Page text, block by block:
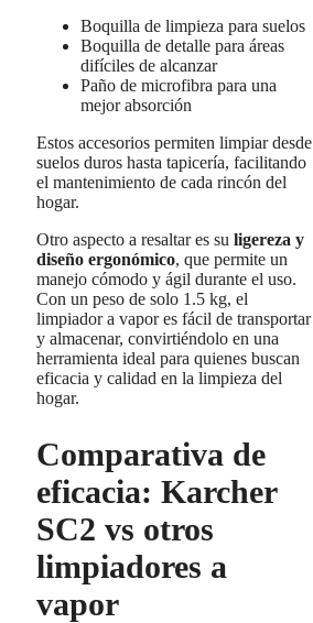
Boquilla de limpieza para suelos
Boquilla de detalle para áreas
difíciles de alcanzar
Paño de microfibra para una
mejor absorción
Estos accesorios permiten limpiar desde
suelos duros hasta tapicería, facilitando
el mantenimiento de cada rincón del
hogar.
Otro aspecto a resaltar es su ligereza y
diseño ergonómico, que permite un
manejo cómodo y ágil durante el uso.
Con un peso de solo 1.5 kg, el
limpiador a vapor es fácil de transportar
y almacenar, convirtiéndolo en una
herramienta ideal para quienes buscan
eficacia y calidad en la limpieza del
hogar.
Comparativa de
eficacia: Karcher
SC2 vs otros
limpiadores a
vapor